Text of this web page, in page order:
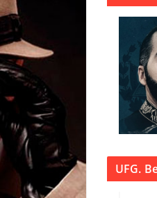
UFG.